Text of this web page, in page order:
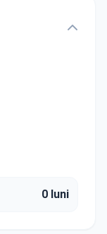
0 luni